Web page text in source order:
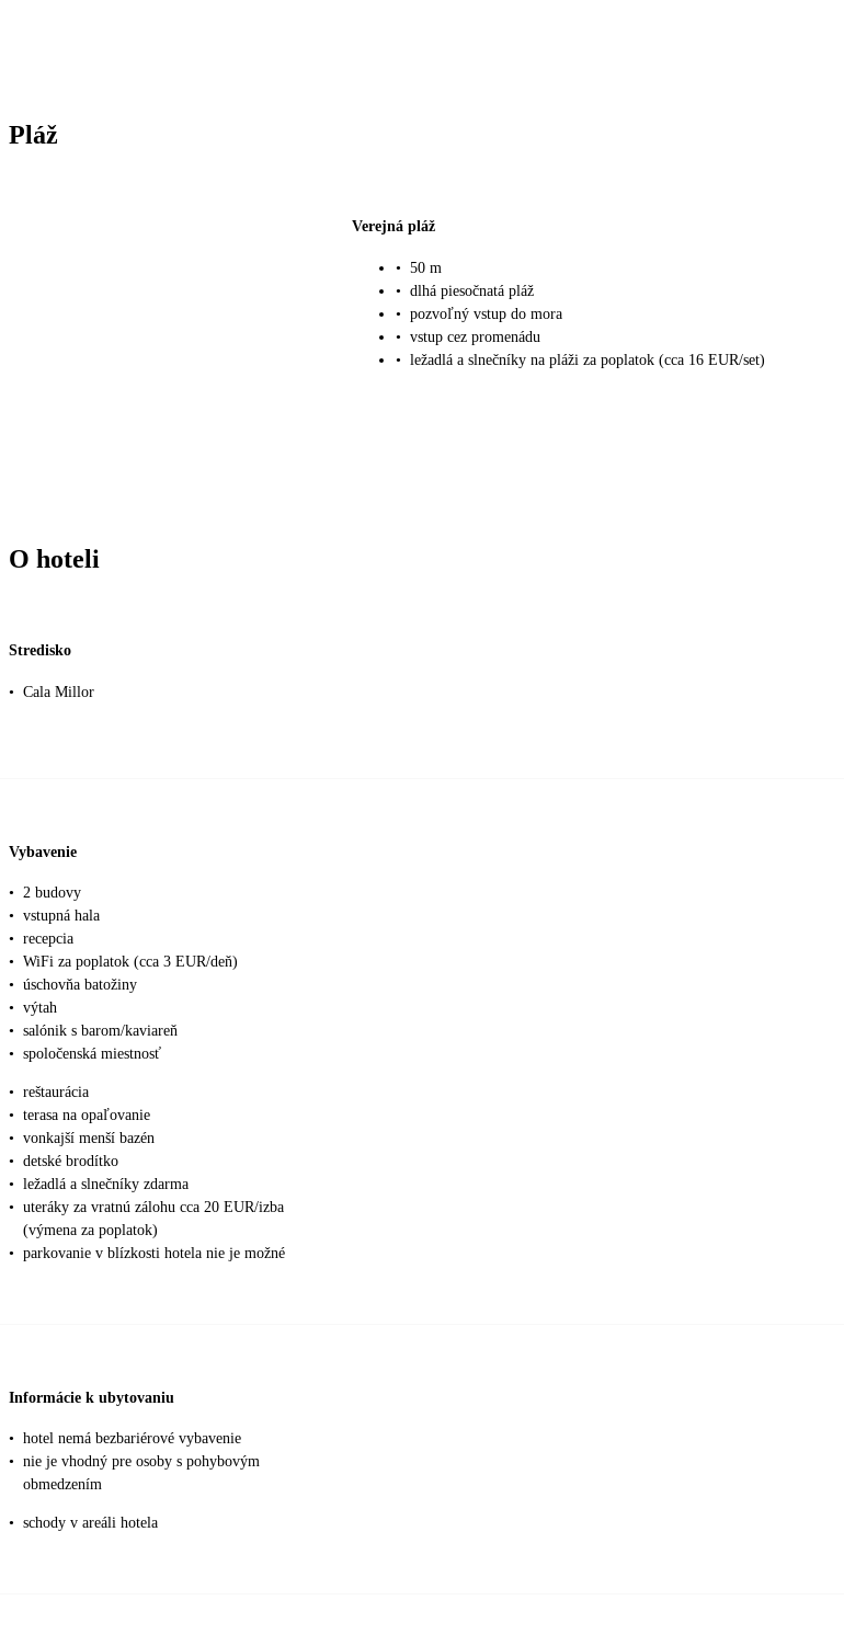
Pláž
Verejná pláž
• 50 m
• dlhá piesočnatá pláž
• pozvoľný vstup do mora
• vstup cez promenádu
• ležadlá a slnečníky na pláži za poplatok (cca 16 EUR/set)
O hoteli
Stredisko
• Cala Millor
Vybavenie
• 2 budovy
• vstupná hala
• recepcia
• WiFi za poplatok (cca 3 EUR/deň)
• úschovňa batožiny
• výtah
• salónik s barom/kaviareň
• spoločenská miestnosť
• reštaurácia
• terasa na opaľovanie
• vonkajší menší bazén
• detské brodítko
• ležadlá a slnečníky zdarma
• uteráky za vratnú zálohu cca 20 EUR/izba
(výmena za poplatok)
• parkovanie v blízkosti hotela nie je možné
Informácie k ubytovaniu
• hotel nemá bezbariérové vybavenie
• nie je vhodný pre osoby s pohybovým
obmedzením
• schody v areáli hotela